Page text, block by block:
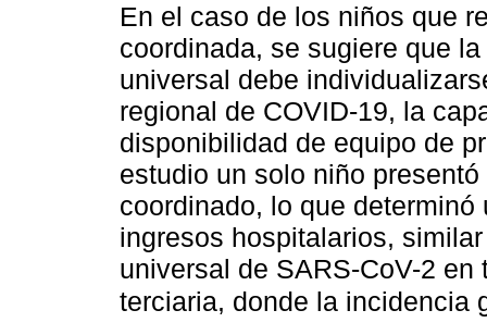
En el caso de los niños que
coordinada, se sugiere que
universal debe
regional de COVID-19, la
disponibilidad de equipo de
estudio un solo niño
coordinado, lo que
ingresos hospitalarios,
universal de SARS-CoV-2
terciaria, donde la incidencia